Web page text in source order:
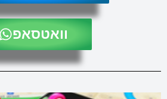
וואטסאפ